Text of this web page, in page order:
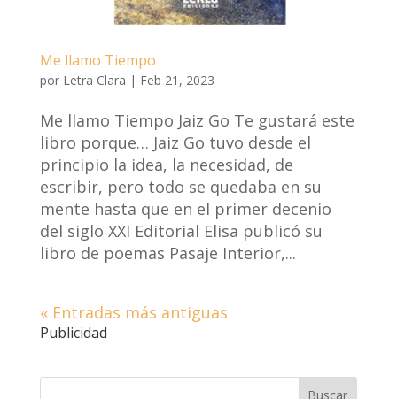
Me llamo Tiempo
por Letra Clara | Feb 21, 2023
Me llamo Tiempo Jaiz Go Te gustará este
libro porque… Jaiz Go tuvo desde el
principio la idea, la necesidad, de
escribir, pero todo se quedaba en su
mente hasta que en el primer decenio
del siglo XXI Editorial Elisa publicó su
libro de poemas Pasaje Interior,...
« Entradas más antiguas
Publicidad